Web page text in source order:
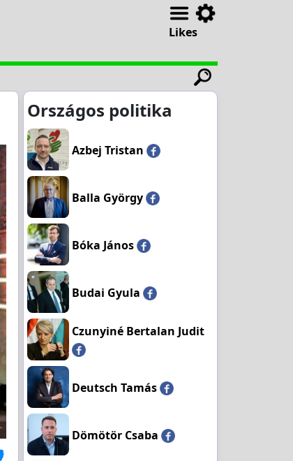
Likes
Országos politika
Azbej Tristan
Balla György
Bóka János
Budai Gyula
Czunyiné Bertalan Judit
Deutsch Tamás
Dömötör Csaba